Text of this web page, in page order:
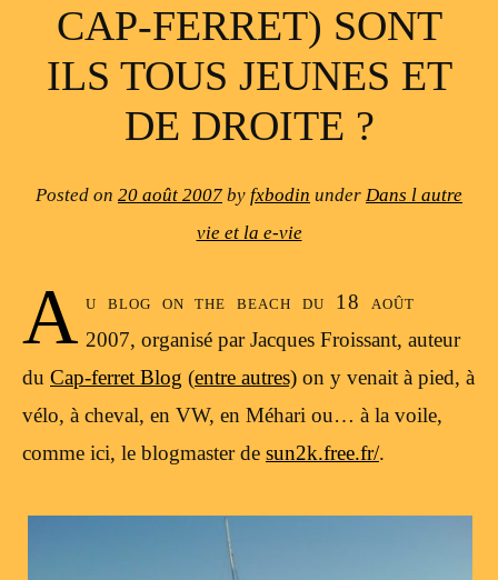
CAP-FERRET) SONT
ILS TOUS JEUNES ET
DE DROITE ?
Posted on 20 août 2007 by fxbodin under Dans l autre
vie et la e-vie
A u blog on the beach du 18 août
2007, organisé par Jacques Froissant, auteur
du Cap-ferret Blog (entre autres) on y venait à pied, à
vélo, à cheval, en VW, en Méhari ou… à la voile,
comme ici, le blogmaster de sun2k.free.fr/.